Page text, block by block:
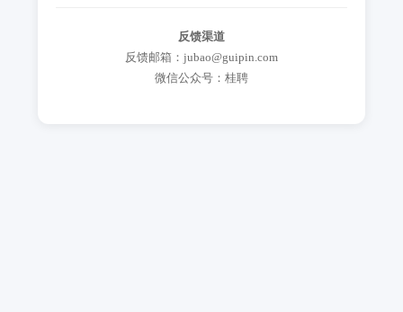
反馈渠道
反馈邮箱：jubao@guipin.com
微信公众号：桂聘